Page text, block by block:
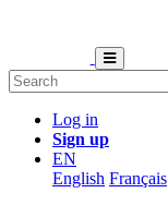
Log in
Sign up
EN
English Français